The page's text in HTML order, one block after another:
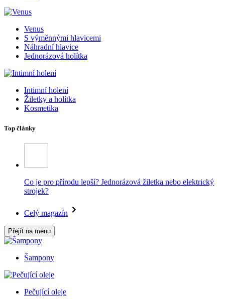
Venus
S výměnnými hlavicemi
Náhradní hlavice
Jednorázová holítka
Intimní holení
Žiletky a holítka
Kosmetika
Top články
Co je pro přírodu lepší? Jednorázová žiletka nebo elektrický
strojek?
Celý magazín
Přejít na menu
Šampony
Pečující oleje